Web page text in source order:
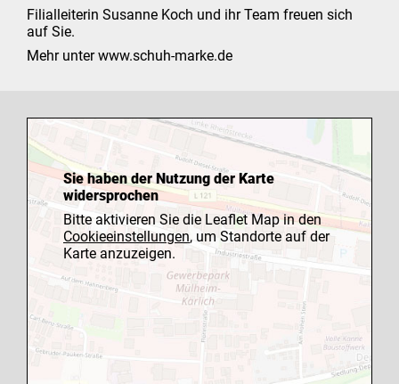
Filialleiterin Susanne Koch und ihr Team freuen sich
auf Sie.
Mehr unter www.schuh-marke.de
Sie haben der Nutzung der Karte
widersprochen
Bitte aktivieren Sie die Leaflet Map in den
Cookieeinstellungen, um Standorte auf der
Karte anzuzeigen.